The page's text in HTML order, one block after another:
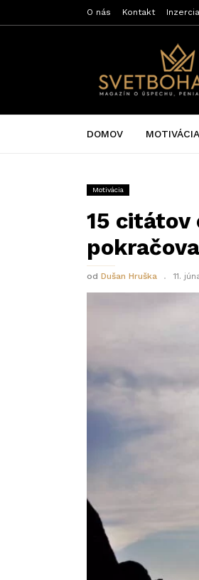
O nás Kontakt Inzercia
DOMOV MOTIVÁCIA
Motivácia
15
od Dušan Hruška 11.